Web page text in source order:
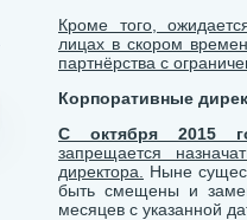
Кроме того,
лицах в скором
партнёрства с
Корпоративные
С октября 2015
запрещается
директора.
Ныне
быть смещены и
месяцев с указанной
Bitcoin Cash $ 215.51
CRYPTORANK